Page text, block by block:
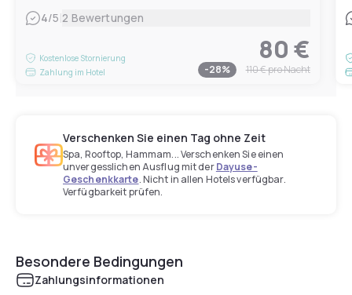
4/5|2 Bewertungen
Kostenlose Stornierung
Zahlung im Hotel
80 €
-28% 110 €pro Nacht
Verschenken Sie einen Tag ohne Zeit
Spa, Rooftop, Hammam... Verschenken Sie einen
unvergesslichen Ausflug mit derDayuse-
Geschenkkarte. Nicht in allen Hotels verfügbar.
Verfügbarkeit prüfen.
Besondere Bedingungen
Zahlungsinformationen